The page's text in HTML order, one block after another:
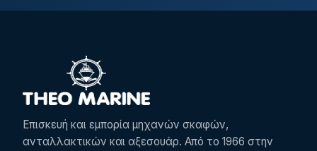
Επισκευή και εμπορία μηχανών σκαφών,
ανταλλακτικών και αξεσουάρ. Από το 1966 στην